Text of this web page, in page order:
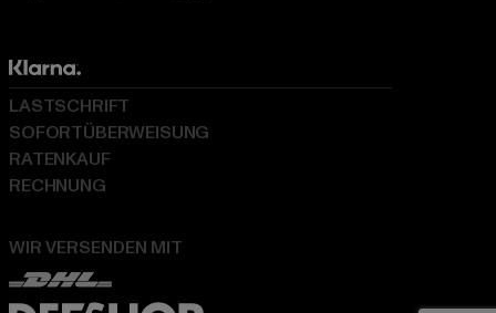
WIR VERSENDEN MIT
LASTSCHRIFT
SOFORTÜBERWEISUNG
RATENKAUF
RECHNUNG